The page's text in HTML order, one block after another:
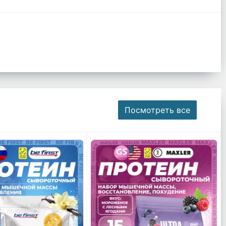
Посмотреть все